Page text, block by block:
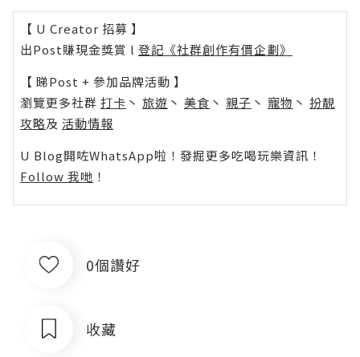
【 U Creator 招募 】
出Post賺現金獎賞 l 登記《社群創作有價企劃》
【 睇Post + 參加品牌活動 】
瀏覽更多社群 打卡 丶 旅遊 丶 美食 丶 親子 丶 寵物 丶 扮靚
攻略及 活動情報
U Blog開咗WhatsApp啦！發掘更多吃喝玩樂資訊！
Follow 我哋 ！
0個讚好
收藏